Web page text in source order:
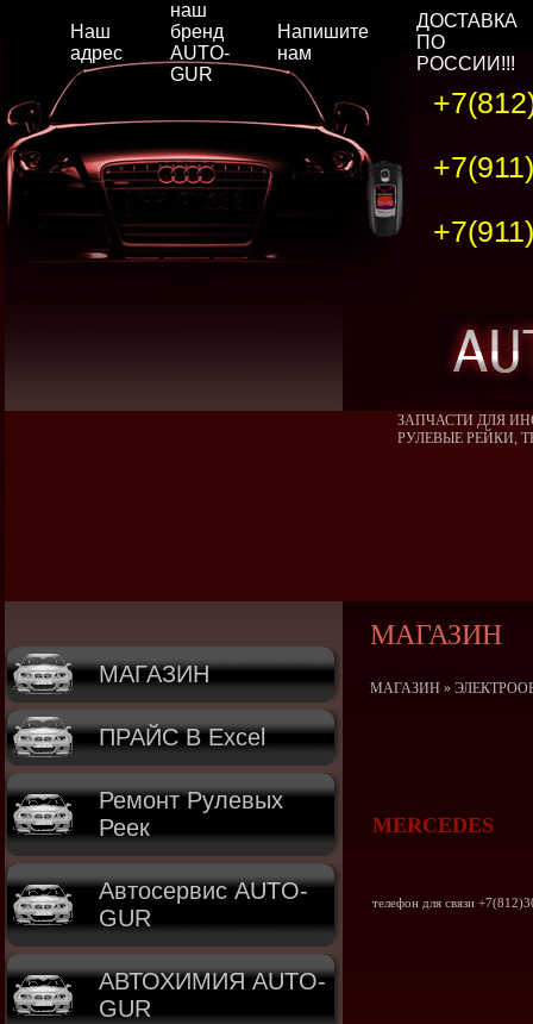
Наш
адрес
наш
бренд
AUTO-
GUR
Напишите
нам
ДОСТАВКА
ПО
РОССИИ!!!
ЗАПЧАСТИ ДЛЯ
РУЛЕВЫЕ РЕЙКИ,
МАГАЗИН
ПРАЙС В Excel
Ремонт Рулевых
Реек
Автосервис AUTO-
GUR
АВТОХИМИЯ AUTO-
GUR
МАГАЗИН
МАГАЗИН »
MERCEDES
телефон для связи